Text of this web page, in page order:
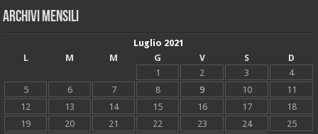
Archivi mensili
Luglio 2021
L
M M G V S
D
1
2 3
4
5
6 7 8 9 10
11
12
13 14 15 16 17
18
19
20 21 22 23 24
25